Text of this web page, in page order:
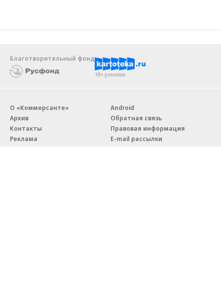
Благотворительный фонд
18+ реклама
О «Коммерсанте»
Архив
Контакты
Реклама
Android
Обратная связь
Правовая информация
E-mail рассылки